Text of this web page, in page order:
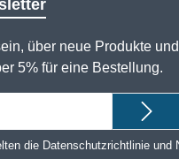
über neue Produkte
5% für eine Bestellung.
die Datenschutzrichtlinieund